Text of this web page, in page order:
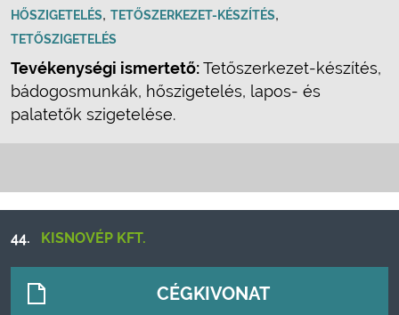
HŐSZIGETELÉS, TETŐSZERKEZET-KÉSZÍTÉS,
TETŐSZIGETELÉS
Tevékenységi ismertető:Tetőszerkezet-készítés,
bádogosmunkák, hőszigetelés, lapos- és
palatetők szigetelése.
44. KISNOVÉP KFT.
CÉGKIVONAT